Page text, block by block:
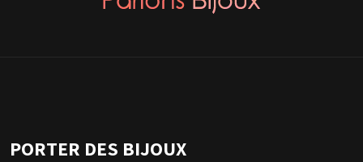
PORTER DES BIJOUX